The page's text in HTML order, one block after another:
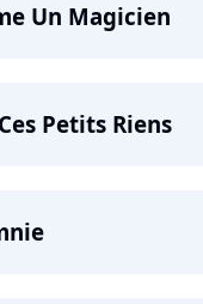
Un Magicien
Petits Riens